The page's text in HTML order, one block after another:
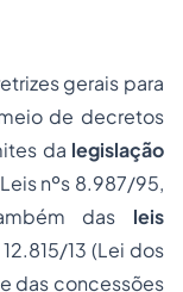
gerais para
de decretos
da legislação
nºs 8.987/95,
das leis
13 (Lei dos
das concessões